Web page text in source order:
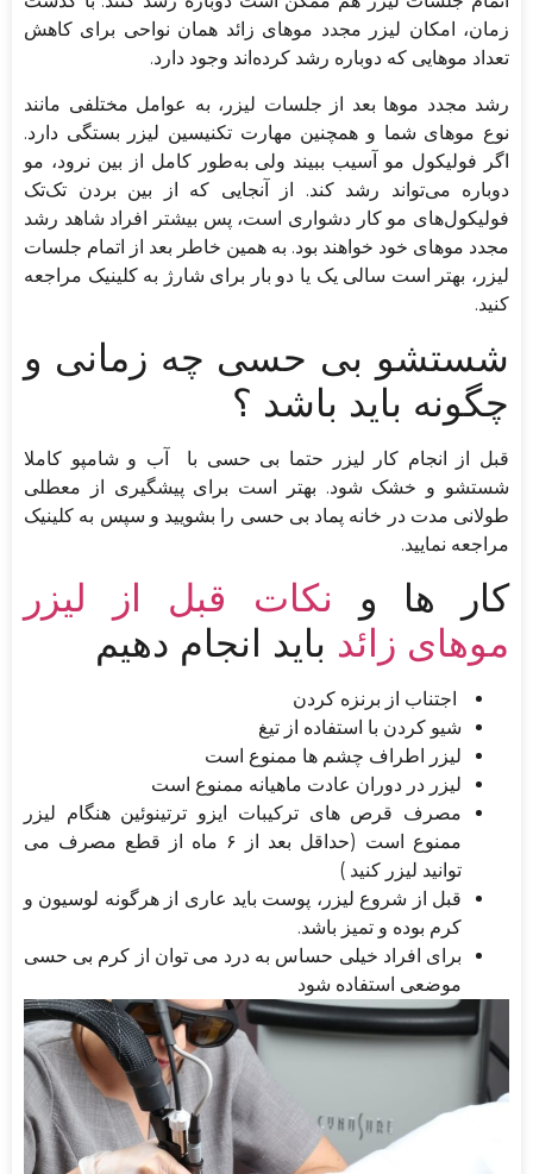
زمان، امکان لیزر مجدد موهای زائد همان نواحی برای کاهش
تعداد موهایی که دوباره رشد کرده‌اند وجود دارد.
رشد مجدد موها بعد از جلسات لیزر، به عوامل مختلفی مانند
نوع موهای شما و همچنین مهارت تکنیسین لیزر بستگی دارد.
اگر فولیکول مو آسیب ببیند ولی به‌طور کامل از بین نرود، مو
دوباره می‌تواند رشد کند. از آنجایی که از بین بردن تک‌تک
فولیکول‌های مو کار دشواری است، پس بیشتر افراد شاهد رشد
مجدد موهای خود خواهند بود. به همین خاطر بعد از اتمام جلسات
لیزر، بهتر است سالی یک یا دو بار برای شارژ به کلینیک مراجعه
کنید.
شستشو بی حسی چه زمانی و
چگونه باید باشد ؟
قبل از انجام کار لیزر حتما بی حسی با آب و شامپو کاملا
شستشو و خشک شود. بهتر است برای پیشگیری از معطلی
طولانی مدت در خانه پماد بی حسی را بشویید و سپس به کلینیک
مراجعه نمایید.
کار ها و نکات قبل از لیزر
موهای زائد باید انجام دهیم
اجتناب از برنزه کردن
شیو کردن با استفاده از تیغ
لیزر اطراف چشم ها ممنوع است
لیزر در دوران عادت ماهیانه ممنوع است
مصرف قرص های تركيبات ايزو ترتينوئين هنگام لیزر
ممنوع است (حداقل بعد از ۶ ماه از قطع مصرف می
توانید لیزر کنید )
قبل از شروع لیزر، پوست باید عاری از هرگونه لوسیون و
کرم بوده و تمیز باشد.
برای افراد خیلی حساس به درد می توان از کرم بی حسی
موضعی استفاده شود